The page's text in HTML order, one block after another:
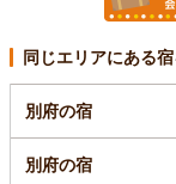
同じエリアにある
別府の宿
別府の宿